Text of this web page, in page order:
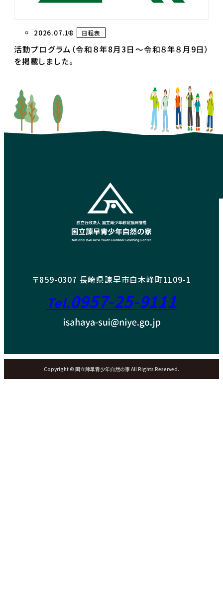
2026.07.18 日程表
活動プログラム（令和８年8月3日～令和８年８月9日）
を掲載しました。
〒859-0307 長崎県諫早市白木峰町1109-1
Tel.0957-25-9111
Copyright © 国立諫早青少年自然の家 All Rights Reserved.